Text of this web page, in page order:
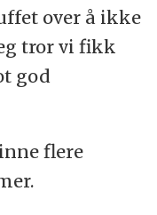
over å ikke
tror vi fikk
god
flere